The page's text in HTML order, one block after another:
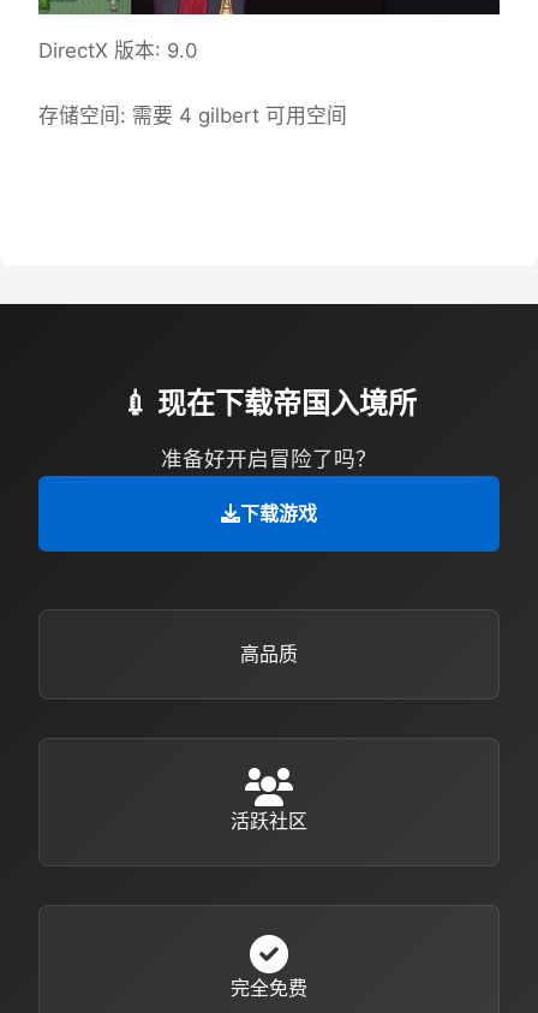
DirectX 版本: 9.0
存储空间: 需要 4 gilbert 可用空间
💉 现在下载帝国入境所
准备好开启冒险了吗？
下载游戏
高品质
活跃社区
完全免费